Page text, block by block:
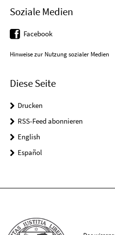
Soziale Medien
Facebook
Hinweise zur Nutzung sozialer Medien
Diese Seite
Drucken
RSS-Feed abonnieren
English
Español